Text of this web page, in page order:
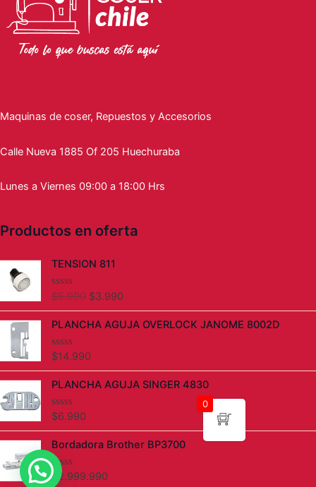
Maquinas de coser, Repuestos y Accesorios
Calle Nueva 1885 Of 205 Huechuraba
Lunes a Viernes 09:00 a 18:00 Hrs
Productos en oferta
TENSION 811
V
o
a
d
o
c
o
0
d
e
5
$5.990
El
era:
$3.990es:
PLANCHA AGUJA OVERLOCK JANOME 8002D
V
o
a
d
o
c
o
n
0
d
e
$14.990
PLANCHA AGUJA SINGER 4830
V
o
r
a
d
$6.990
Bordadora Brother BP3700
V$ 2.999.990
0